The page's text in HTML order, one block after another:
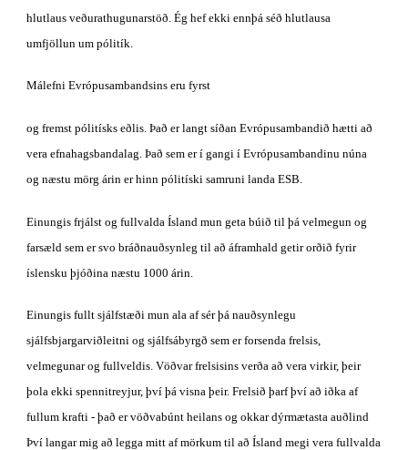
hlutlaus veðurathugunarstöð. Ég hef ekki ennþá séð hlutlausa
umfjöllun um pólitík.
Málefni Evrópusambandsins eru fyrst
og fremst pólitísks eðlis. Það er langt síðan Evrópusambandið hætti að
vera efnahagsbandalag. Það sem er í gangi í Evrópusambandinu núna
og næstu mörg árin er hinn pólitíski samruni landa ESB.
Einungis frjálst og fullvalda Ísland mun geta búið til þá velmegun og
farsæld sem er svo bráðnauðsynleg til að áframhald getir orðið fyrir
íslensku þjóðina næstu 1000 árin.
Einungis fullt sjálfstæði mun ala af sér þá nauðsynlegu
sjálfsbjargarviðleitni og sjálfsábyrgð sem er forsenda frelsis,
velmegunar og fullveldis. Vöðvar frelsisins verða að vera virkir, þeir
þola ekki spennitreyjur, því þá visna þeir. Frelsið þarf því að iðka af
fullum krafti - það er vöðvabúnt heilans og okkar dýrmætasta auðlind
Því langar mig að legga mitt af mörkum til að Ísland megi vera fullvalda